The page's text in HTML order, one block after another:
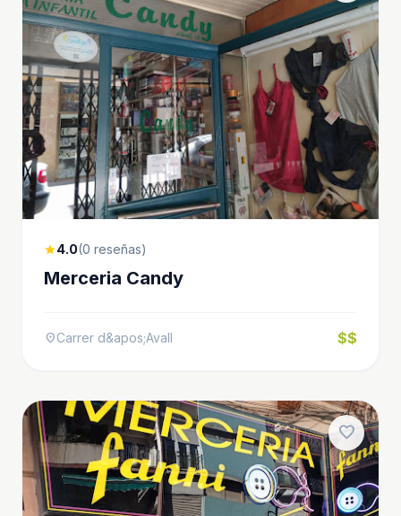
star4.0(0 reseñas)
Merceria Candy
location_onCarrer d&apos;Avall $$
favorite